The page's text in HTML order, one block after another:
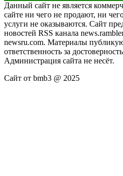
Данный сайт не является
сайте ни чего не продают, ни
услуги не оказываются. Сайт
новостей RSS канала
newsru.com. Материалы
ответственность за
Администрация сайта не несёт.
Сайт от bmb3 @ 2025